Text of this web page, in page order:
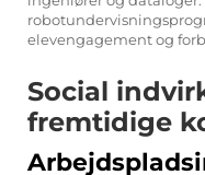
elevengagement og
Social
fremtidige